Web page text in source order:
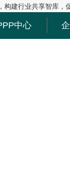
构建行业共享智库，
中心